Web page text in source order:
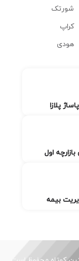
شورتک
کراپ
هودی
پلازا
اول
بیمه